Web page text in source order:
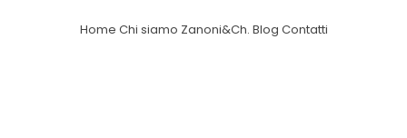
Home Chi siamo Zanoni&Ch. Blog Contatti